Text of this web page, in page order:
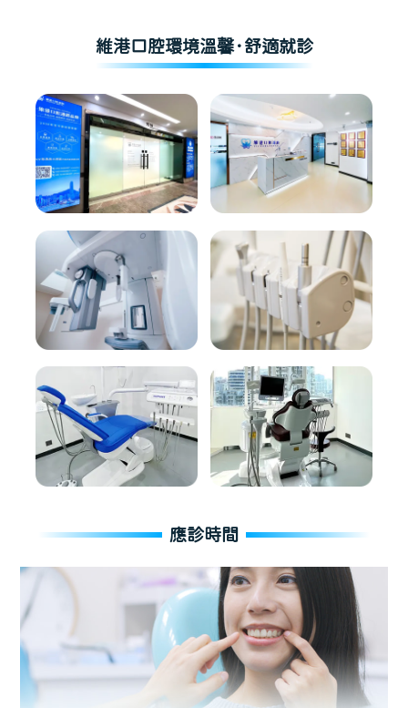
維港口腔環境溫馨·舒適就診
應診時間